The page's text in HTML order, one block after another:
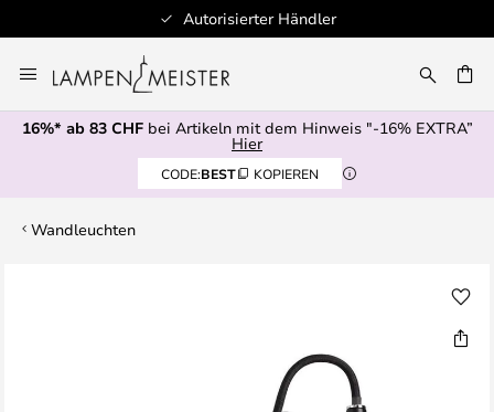
Autorisierter Händler
Inhalt
springen
16%* ab 83 CHFbei Artikeln mit dem Hinweis "-16% EXTRA”
Hier
CODE:BEST KOPIEREN
Wandleuchten